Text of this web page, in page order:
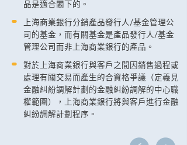
品是適合閣下的。
上海商業銀行分銷產品發行人/基金管理公
司的基金，而有關基金是產品發行人/基金
管理公司而非上海商業銀行的產品。
對於上海商業銀行與客戶之間因銷售過程或
處理有關交易而產生的合資格爭議（定義見
金融糾紛調解計劃的金融糾紛調解的中心職
權範圍），上海商業銀行將與客戶進行金融
糾紛調解計劃程序。